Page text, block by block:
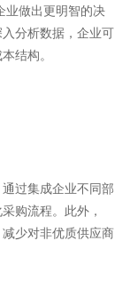
业做出更明智的决
分析数据，企业可
结构。
过集成企业不同部
购流程。此外，
少对非优质供应商